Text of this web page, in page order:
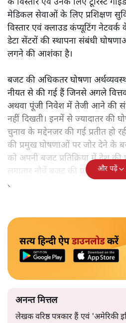
मेडिकल सेवाओं के लिए प्रशिक्षण
विस्तार एवं क्लाउड कंप्यूटिंग नेटवर्क
डेटा सेंटरों की स्थापना संबंधी
लगने की आशंका है।
बजट की अधिकतर घोषणा
नीयत से की गई हैं जिनसे अगले
अथवा पूंजी निवेश में तेजी आने की
नहीं दिखती। इनमें से ज्यादातर
चुनाव के मद्देनजर की गई प्रतीत हो
की प्रमुख घोषणाओं पर जोर देने के
को अपनी बजट प्रतिक्रिया में देश की
लगातार नौवें बजट की प्रस्तुति को
उपलब्धि बताने पर मजबूर होना पड़ा।
और पढ़ें
सत्य हिन्दी ऐपडाउनलोडकरें
अनन्त मित्तल
लेखक वरिष्ठ पत्रकार हैं एवं 'अमेरिकी